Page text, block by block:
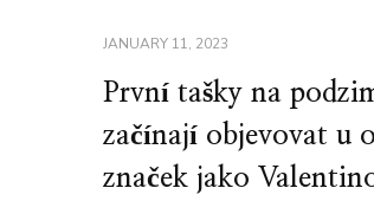
JANUARY 11, 2023
První tašky na
začínají objevovat u
značek jako